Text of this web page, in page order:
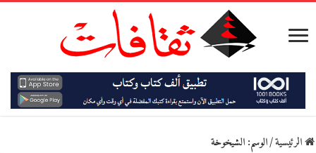
الرئيسية/الوسم:الشيخوخة